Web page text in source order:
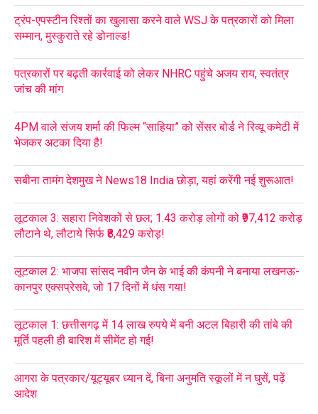
ट्रंप-एपस्टीन रिश्तों का खुलासा करने वाले WSJ के पत्रकारों को मिला
सम्मान, मुस्कुराते रहे डोनाल्ड!
पत्रकारों पर बढ़ती कार्रवाई को लेकर NHRC पहुंचे अजय राय, स्वतंत्र
जांच की मांग
4PM वाले संजय शर्मा की फिल्म “साहिया” को सेंसर बोर्ड ने रिव्यू कमेटी में
भेजकर अटका दिया है!
सबीना तामंग देशमुख ने News18 India छोड़ा, यहां करेंगी नई शुरूआत!
लूटकाल 3: सहारा निवेशकों से छल; 1.43 करोड़ लोगों को ₹97,412 करोड़
लौटाने थे, लौटाये सिर्फ ₹8,429 करोड़!
लूटकाल 2: भाजपा सांसद नवीन जैन के भाई की कंपनी ने बनाया लखनऊ-
कानपुर एक्सप्रेसवे, जो 17 दिनों में धंस गया!
लूटकाल 1: छत्तीसगढ़ में 14 लाख रुपये में बनी अटल बिहारी की तांबे की
मूर्ति पहली ही बारिश में सीमेंट हो गई!
आगरा के पत्रकार/यूट्यूबर ध्यान दें, बिना अनुमति स्कूलों में न घुसें, पढ़ें
आदेश